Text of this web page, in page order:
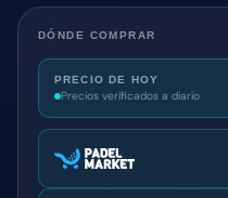
DÓNDE COMPRAR
PRECIO DE HOY
Precios verificados a diario